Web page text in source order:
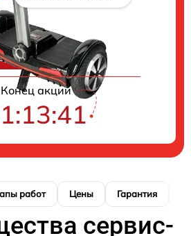
на ремонт
Конец акции
работ Цены Гарантия
сервис-